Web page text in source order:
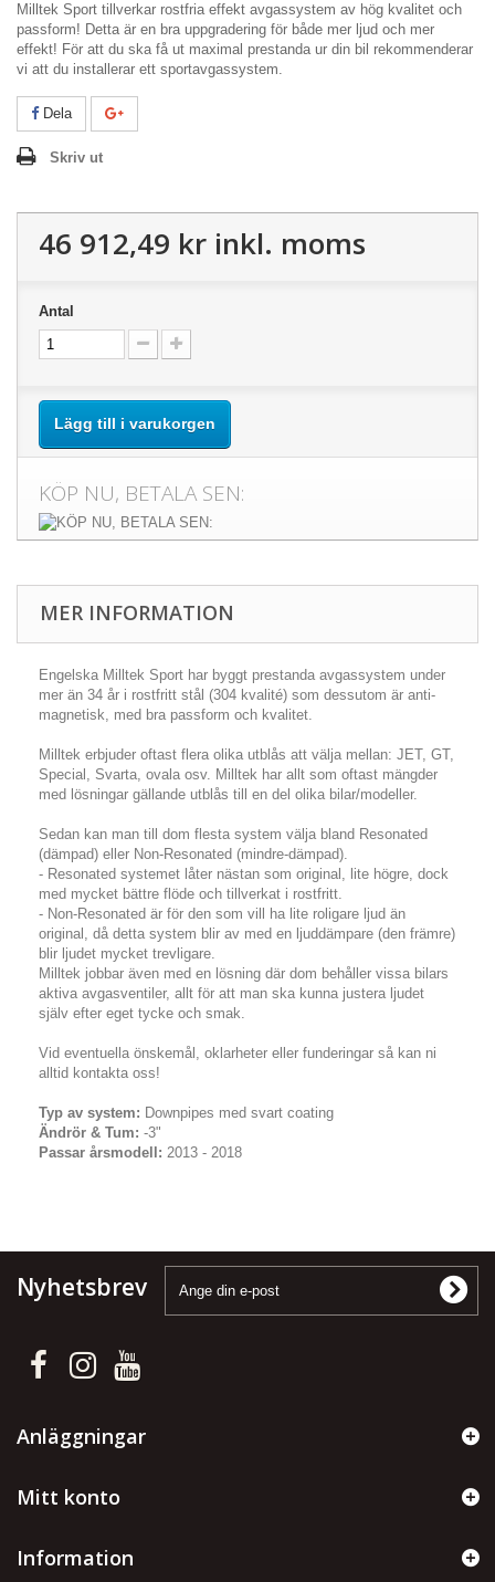
Milltek Sport tillverkar rostfria effekt avgassystem av hög kvalitet och
passform! Detta är en bra uppgradering för både mer ljud och mer
effekt! För att du ska få ut maximal prestanda ur din bil rekommenderar
vi att du installerar ett sportavgassystem.
Dela
Skriv ut
46 912,49 kr inkl. moms
Antal
Lägg till i varukorgen
KÖP NU, BETALA SEN:
MER INFORMATION
Engelska Milltek Sport har byggt prestanda avgassystem under
mer än 34 år i rostfritt stål (304 kvalité) som dessutom är anti-
magnetisk, med bra passform och kvalitet.
Milltek erbjuder oftast flera olika utblås att välja mellan: JET, GT,
Special, Svarta, ovala osv. Milltek har allt som oftast mängder
med lösningar gällande utblås till en del olika bilar/modeller.
Sedan kan man till dom flesta system välja bland Resonated
(dämpad) eller Non-Resonated (mindre-dämpad).
- Resonated systemet låter nästan som original, lite högre, dock
med mycket bättre flöde och tillverkat i rostfritt.
- Non-Resonated är för den som vill ha lite roligare ljud än
original, då detta system blir av med en ljuddämpare (den främre)
blir ljudet mycket trevligare.
Milltek jobbar även med en lösning där dom behåller vissa bilars
aktiva avgasventiler, allt för att man ska kunna justera ljudet
själv efter eget tycke och smak.
Vid eventuella önskemål, oklarheter eller funderingar så kan ni
alltid kontakta oss!
Typ av system: Downpipes med svart coating
Ändrör & Tum: -3"
Passar årsmodell: 2013 - 2018
Nyhetsbrev
Anläggningar
Mitt konto
Information